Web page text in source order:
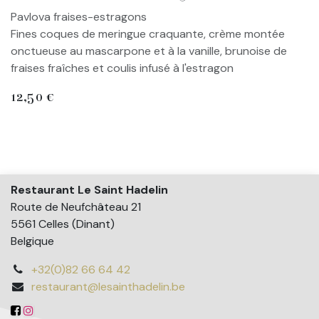
Pavlova fraises-estragons
Fines coques de meringue craquante, crème montée
onctueuse au mascarpone et à la vanille, brunoise de
fraises fraîches et coulis infusé à l'estragon
12,50 €
Restaurant Le Saint Hadelin
Route de Neufchâteau 21
5561 Celles (Dinant)
Belgique
+32(0)82 66 64 42
restaurant@lesainthadelin.be